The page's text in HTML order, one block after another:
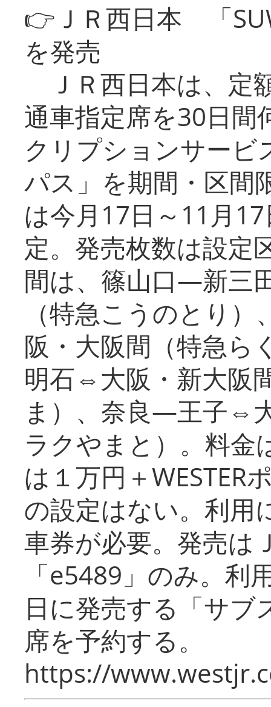
👉ＪＲ西日本 「
を発売
ＪＲ西日本は、定
通車指定席を30日間
クリプションサービ
パス」を期間・区間
は今月17日～11月
定。発売枚数は設定
間は、篠山口―新三
（特急こうのとり
阪・大阪間（特急
明石⇔大阪・新大阪
ま）、奈良―王子⇔
ラクやまと）。料金
は１万円＋WESTER
の設定はない。利用
車券が必要。発売は
「e5489」のみ。利
日に発売する「サブ
席を予約する。
https://